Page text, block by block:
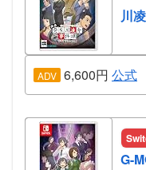
川
ADV 6,600円 公式
G-